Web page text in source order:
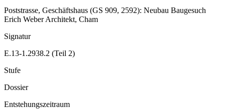
Poststrasse, Geschäftshaus (GS 909, 2592): Neubau Baugesuch
Erich Weber Architekt, Cham
Signatur
E.13-1.2938.2 (Teil 2)
Stufe
Dossier
Entstehungszeitraum